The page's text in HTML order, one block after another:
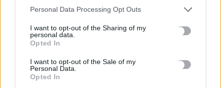
Personal Data Processing Opt Outs
I want to opt-out of the Sharing of my
personal data.
Opted In
I want to opt-out of the Sale of my
Personal Data.
Opted In
Ηράκλειο: Μία σύλληψη για την έκρηξη στον φούρνο στη
Θέρισσο
Ηράκλειο: Συνεχίζεται η ασφαλτόστρωση της λ. Ικάρου